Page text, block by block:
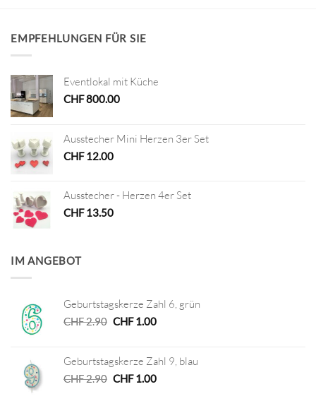
EMPFEHLUNGEN FÜR SIE
Eventlokal mit Küche
CHF800.00
Ausstecher Mini Herzen 3er Set
CHF12.00
Ausstecher - Herzen 4er Set
CHF13.50
IM ANGEBOT
Geburtstagskerze Zahl 6, grün
CHF2.90 Ursprünglicher
CHF 2.90
CHF1.00Aktueller
CHF 1.00.
Geburtstagskerze Zahl 9, blau
CHF2.90 Ursprünglicher
CHF1.00Aktueller